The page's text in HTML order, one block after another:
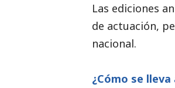
Las ediciones
de actuación,
nacional.
¿Cómo se